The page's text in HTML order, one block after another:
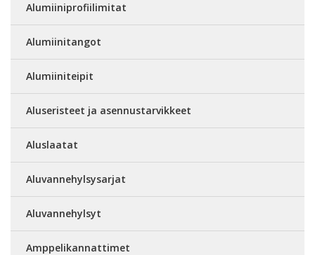
Alumiiniprofiilimitat
Alumiinitangot
Alumiiniteipit
Aluseristeet ja asennustarvikkeet
Aluslaatat
Aluvannehylsysarjat
Aluvannehylsyt
Amppelikannattimet